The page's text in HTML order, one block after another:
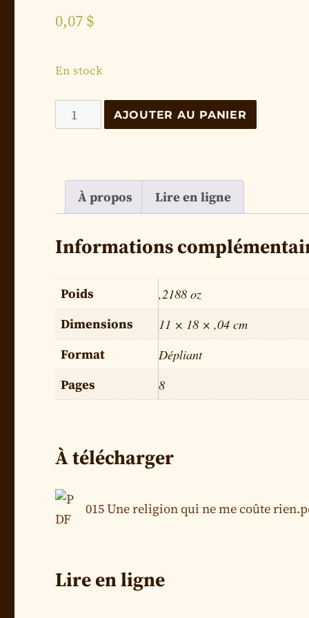
0,07$
En stock
quantité
de
ne
coûte
AJOUTER AU PANIER
À propos Lire en ligne
Informations
Poids
,2188 oz
Dimensions
11 × 18 × ,04 cm
Format
Dépliant
Pages
8
À télécharger
015 Une religion qui ne me coûte
Lire en ligne